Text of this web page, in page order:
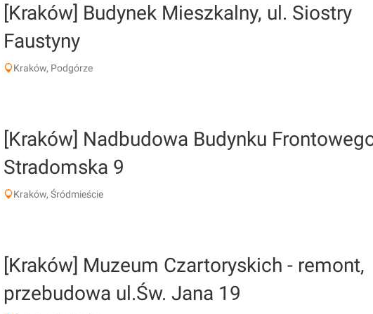
[Kraków] Budynek Mieszkalny, ul. Siostry
Faustyny
Kraków, Podgórze
[Kraków] Nadbudowa Budynku
Stradomska 9
Kraków, Śródmieście
[Kraków] Muzeum Czartoryskich - remont,
przebudowa ul.Św. Jana 19